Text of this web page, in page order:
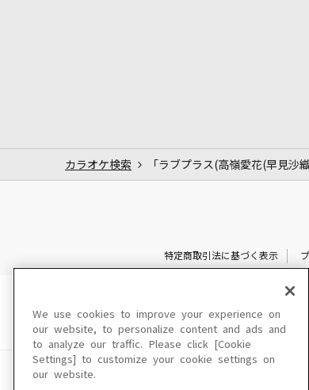
カラオケ検索 「ラブプラス(高嶺愛花(早見沙
特定商取引法に基づく表示
このサイトに掲載されている一
We use cookies to improve your experience on
our website, to personalize content and ads and
to analyze our traffic. Please click [Cookie
Settings] to customize your cookie settings on
our website.